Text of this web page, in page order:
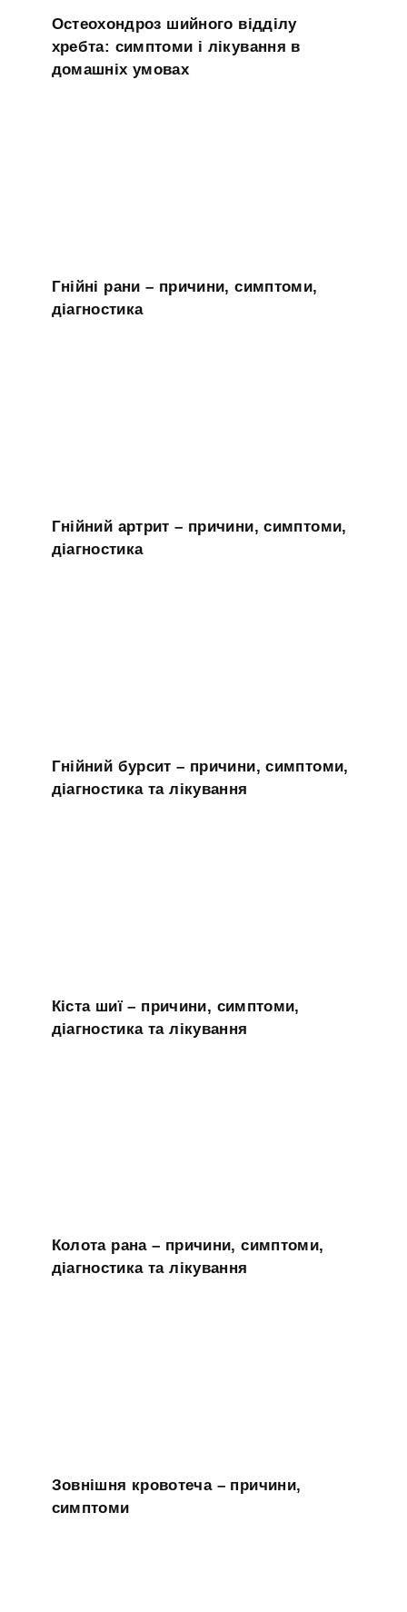
Остеохондроз шийного відділу
хребта: симптоми і лікування в
домашніх умовах
Гнійні рани – причини, симптоми,
діагностика
Гнійний артрит – причини, симптоми,
діагностика
Гнійний бурсит – причини, симптоми,
діагностика та лікування
Кіста шиї – причини, симптоми,
діагностика та лікування
Колота рана – причини, симптоми,
діагностика та лікування
Зовнішня кровотеча – причини,
симптоми